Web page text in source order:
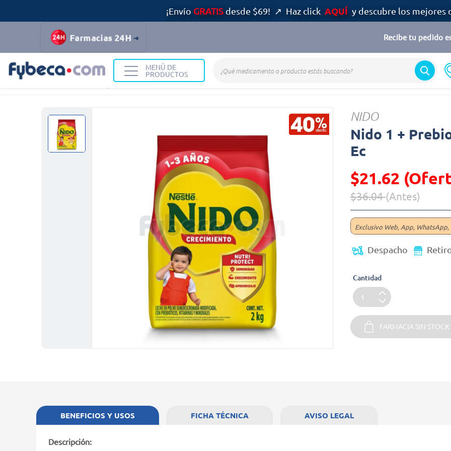
¡Envío GRATISdesde $69! ↗ Haz click AQUÍ y descubre los mejores
Farmacias 24H Recibe tu pedido
MENÚ DE
PRODUCTOS
Infantil y Maternidad Alimentación Infantil
NIDO
Nido 1 +
Ec
$21.62
Precio reducido de
$36.04(Antes)
Exclusivo Web, App,
Despacho
Cantidad
FARMACIA SIN STOCK
BENEFICIOS Y USOS
Descripción:
FICHA TÉCNICA AVISO LEGAL